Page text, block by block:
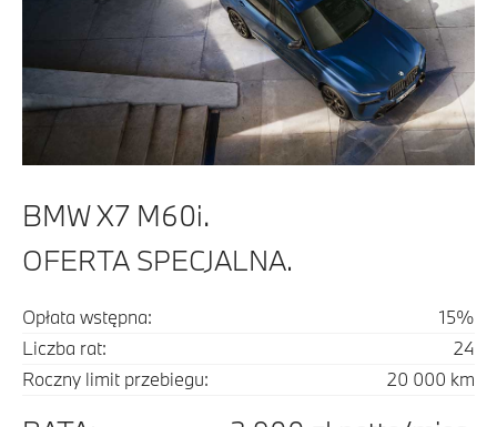
BMW X7 M60i.
OFERTA SPECJALNA.
Opłata wstępna:
15%
Liczba rat:
24
Roczny limit przebiegu:
20 000 km